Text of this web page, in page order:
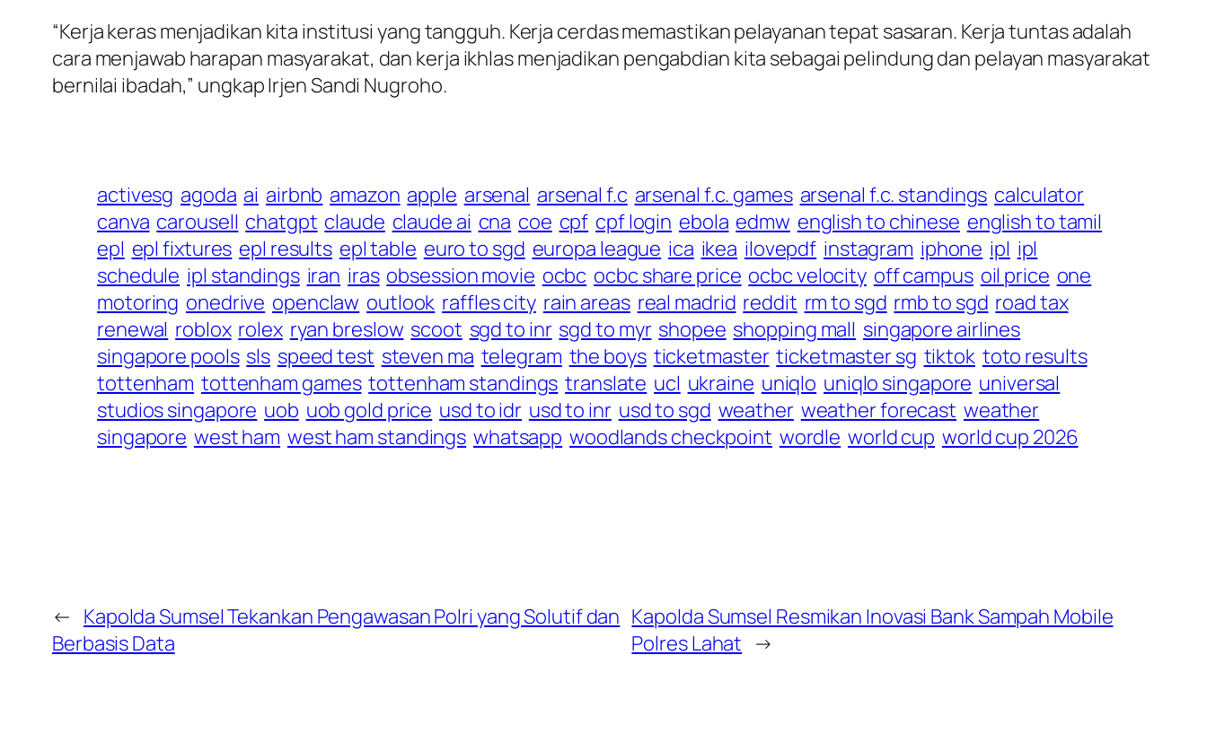
“Kerja keras menjadikan kita institusi yang tangguh. Kerja cerdas memastikan pelayanan tepat sasaran. Kerja tuntas adalah
cara menjawab harapan masyarakat, dan kerja ikhlas menjadikan pengabdian kita sebagai pelindung dan pelayan masyarakat
bernilai ibadah,” ungkap Irjen Sandi Nugroho.
activesg agoda ai airbnb amazon apple arsenal arsenal f.c arsenal f.c. games arsenal f.c. standings calculator
canva carousell chatgpt claude claude ai cna coe cpf cpf login ebola edmw english to chinese english to tamil
epl epl fixtures epl results epl table euro to sgd europa league ica ikea ilovepdf instagram iphone ipl ipl
schedule ipl standings iran iras obsession movie ocbc ocbc share price ocbc velocity off campus oil price one
motoring onedrive openclaw outlook raffles city rain areas real madrid reddit rm to sgd rmb to sgd road tax
renewal roblox rolex ryan breslow scoot sgd to inr sgd to myr shopee shopping mall singapore airlines
singapore pools sls speed test steven ma telegram the boys ticketmaster ticketmaster sg tiktok toto results
tottenham tottenham games tottenham standings translate ucl ukraine uniqlo uniqlo singapore universal
studios singapore uob uob gold price usd to idr usd to inr usd to sgd weather weather forecast weather
singapore west ham west ham standings whatsapp woodlands checkpoint wordle world cup world cup 2026
← Kapolda Sumsel Tekankan Pengawasan Polri yang Solutif dan
Berbasis Data
Kapolda Sumsel Resmikan Inovasi Bank Sampah Mobile
Polres Lahat →